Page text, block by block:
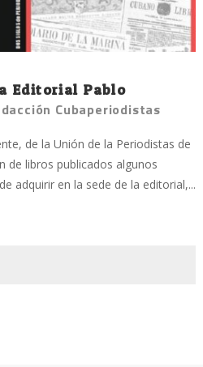
Editorial Pablo
Cubaperiodistas
de la Unión de la Periodistas de
de libros publicados algunos
adquirir en la sede de la editorial,...